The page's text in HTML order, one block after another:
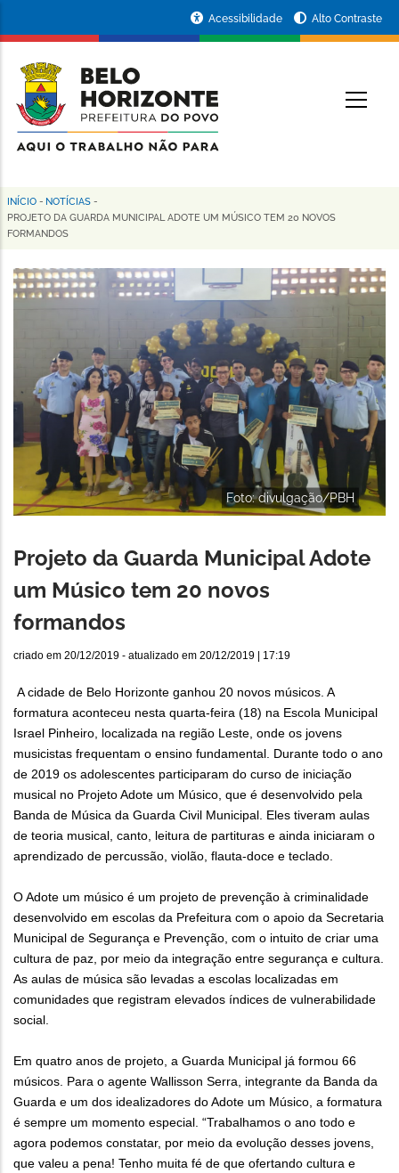
conteúdo
principal
da
Prefeitura
de
Horizonte
Acessibilidade Alto Contraste
Trilha
de
navegação
INÍCIO - NOTÍCIAS -
PROJETO DA GUARDA MUNICIPAL ADOTE UM MÚSICO TEM 20 NOVOS
FORMANDOS
Foto: divulgação/PBH
Projeto da Guarda Municipal Adote
um Músico tem 20 novos
formandos
criado em 20/12/2019 - atualizado em 20/12/2019 | 17:19
A cidade de Belo Horizonte ganhou 20 novos músicos. A
formatura aconteceu nesta quarta-feira (18) na Escola Municipal
Israel Pinheiro, localizada na região Leste, onde os jovens
musicistas frequentam o ensino fundamental. Durante todo o ano
de 2019 os adolescentes participaram do curso de iniciação
musical no Projeto Adote um Músico, que é desenvolvido pela
Banda de Música da Guarda Civil Municipal. Eles tiveram aulas
de teoria musical, canto, leitura de partituras e ainda iniciaram o
aprendizado de percussão, violão, flauta-doce e teclado.
O Adote um músico é um projeto de prevenção à criminalidade
desenvolvido em escolas da Prefeitura com o apoio da Secretaria
Municipal de Segurança e Prevenção, com o intuito de criar uma
cultura de paz, por meio da integração entre segurança e cultura.
As aulas de música são levadas a escolas localizadas em
comunidades que registram elevados índices de vulnerabilidade
social.
Em quatro anos de projeto, a Guarda Municipal já formou 66
músicos. Para o agente Wallisson Serra, integrante da Banda da
Guarda e um dos idealizadores do Adote um Músico, a formatura
é sempre um momento especial. “Trabalhamos o ano todo e
agora podemos constatar, por meio da evolução desses jovens,
que valeu a pena! Tenho muita fé de que ofertando cultura e